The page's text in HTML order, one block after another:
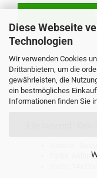
Diese Webseite
Technologien
Wir verwenden Cookies
Drittanbietern, um die
gewährleisten, die
ein bestmögliches
Informationen finden Sie
Elfe tanzend -
Farbe: